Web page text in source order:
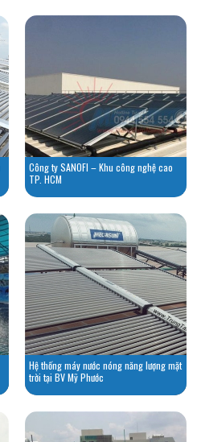
Công ty SANOFI – Khu công nghệ cao
TP. HCM
Hệ thống máy nước nóng năng lượng mặt
trời tại BV Mỹ Phước